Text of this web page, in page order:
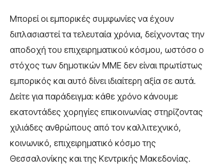
Μπορεί οι εμπορικές συμφωνίες να έχουν
διπλασιαστεί τα τελευταία χρόνια, δείχνοντας την
αποδοχή του επιχειρηματικού κόσμου, ωστόσο ο
στόχος των δημοτικών ΜΜΕ δεν είναι πρωτίστως
εμπορικός και αυτό δίνει ιδιαίτερη αξία σε αυτά.
Δείτε για παράδειγμα: κάθε χρόνο κάνουμε
εκατοντάδες χορηγίες επικοινωνίας στηρίζοντας
χιλιάδες ανθρώπους από τον καλλιτεχνικό,
κοινωνικό, επιχειρηματικό κόσμο της
Θεσσαλονίκης και της Κεντρικής Μακεδονίας.